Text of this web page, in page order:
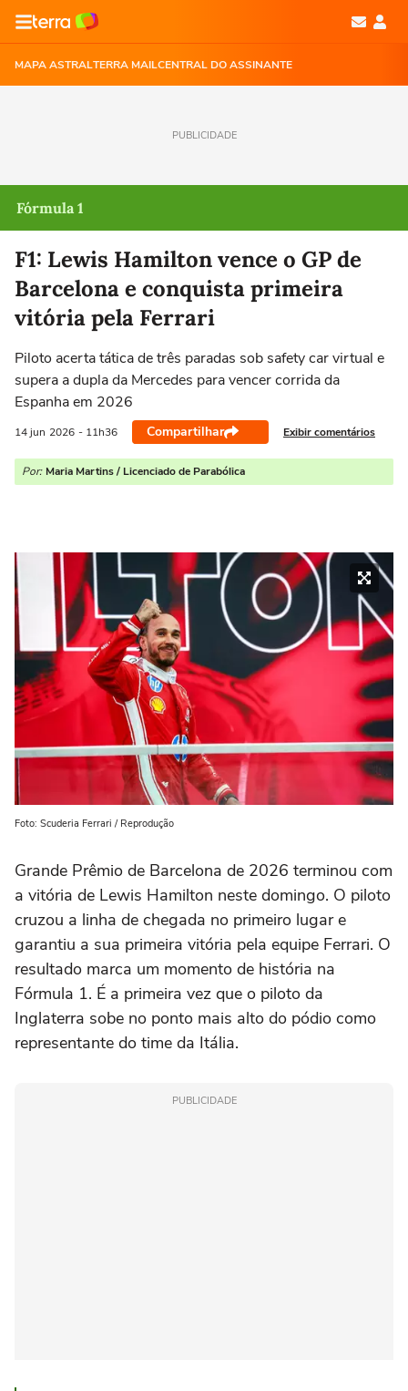
MAPA ASTRALTERRA MAILCENTRAL DO ASSINANTE
PUBLICIDADE
Fórmula 1
F1: Lewis Hamilton vence o GP de
Barcelona e conquista primeira
vitória pela Ferrari
Piloto acerta tática de três paradas sob safety car virtual e
supera a dupla da Mercedes para vencer corrida da
Espanha em 2026
14 jun 2026 - 11h36 Compartilhar Exibir comentários
Por: Maria Martins / Licenciado de Parabólica
Foto: Scuderia Ferrari / Reprodução
Grande Prêmio de Barcelona de 2026 terminou com
a vitória de Lewis Hamilton neste domingo. O piloto
cruzou a linha de chegada no primeiro lugar e
garantiu a sua primeira vitória pela equipe Ferrari. O
resultado marca um momento de história na
Fórmula 1. É a primeira vez que o piloto da
Inglaterra sobe no ponto mais alto do pódio como
representante do time da Itália.
PUBLICIDADE